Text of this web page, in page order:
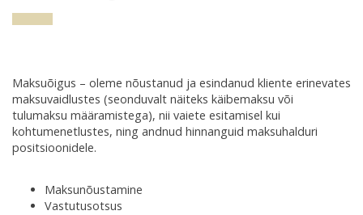
Maksuõigus – oleme nõustanud ja esindanud kliente erinevates
maksuvaidlustes (seonduvalt näiteks käibemaksu või
tulumaksu määramistega), nii vaiete esitamisel kui
kohtumenetlustes, ning andnud hinnanguid maksuhalduri
positsioonidele.
Maksunõustamine
Vastutusotsus